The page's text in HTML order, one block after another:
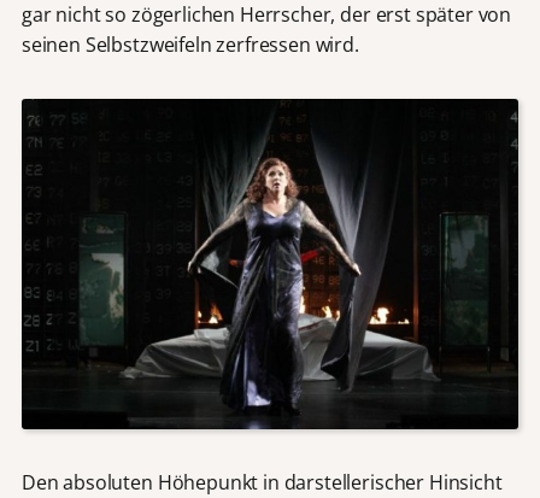
gar nicht so zögerlichen Herrscher, der erst später von
seinen Selbstzweifeln zerfressen wird.
Den absoluten Höhepunkt in darstellerischer Hinsicht